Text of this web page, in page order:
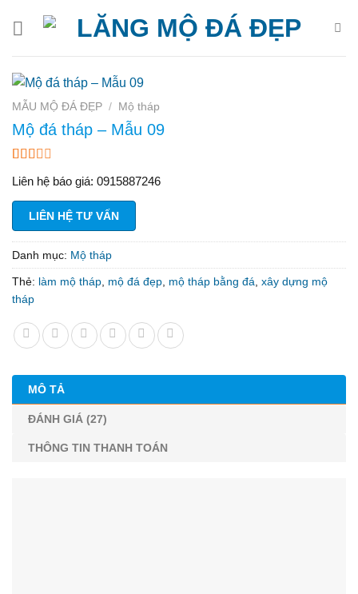
MẪU MỘ ĐÁ ĐẸP / Mộ tháp
Mộ đá tháp – Mẫu 09
trên
5
dựa
trên
giá
Liên hệ báo giá: 0915887246
LIÊN HỆ TƯ VẤN
Danh mục: Mộ tháp
Thẻ: làm mộ tháp mộ đá đẹp mộ tháp bằng đá xây dựng mộ
tháp
MÔ TẢ
ĐÁNH GIÁ (27)
THÔNG TIN THANH TOÁN